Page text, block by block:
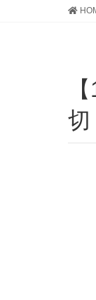
【11/17開催】第15回 理研イノベー
切